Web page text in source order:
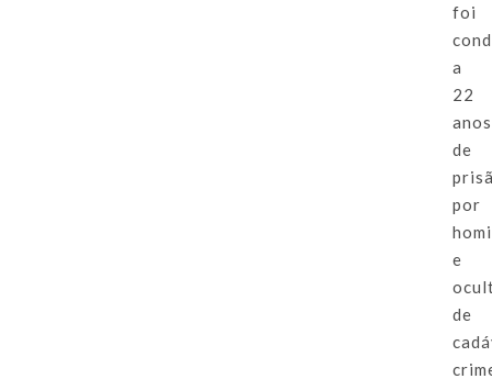
foi
a
22
anos
de
por
e
de